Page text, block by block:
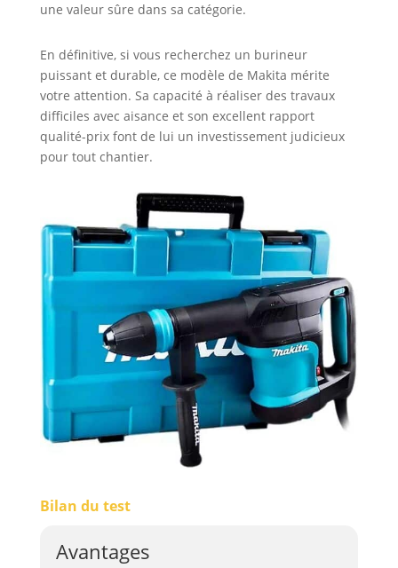
une valeur sûre dans sa catégorie.
En définitive, si vous recherchez un burineur
puissant et durable, ce modèle de Makita mérite
votre attention. Sa capacité à réaliser des travaux
difficiles avec aisance et son excellent rapport
qualité-prix font de lui un investissement judicieux
pour tout chantier.
Bilan du test
Avantages